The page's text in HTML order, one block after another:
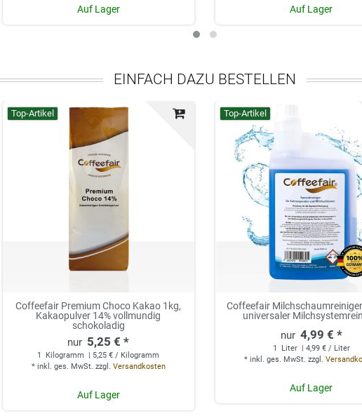
Auf Lager Auf Lager
EINFACH DAZU BESTELLEN
Top-Artikel
Coffeefair Premium Choco Kakao 1kg,
Kakaopulver 14% vollmundig
schokoladig
5,25 € *
1 Kilogramm
| 5,25 € / Kilogramm
* inkl. ges. MwSt. zzgl. Versandkosten
Auf Lager
Top-Artikel
Coffeefair
universaler
4,99 € *
1 Liter | 4,99 € / Liter
*inkl. ges. MwSt. zzgl.
Auf Lager